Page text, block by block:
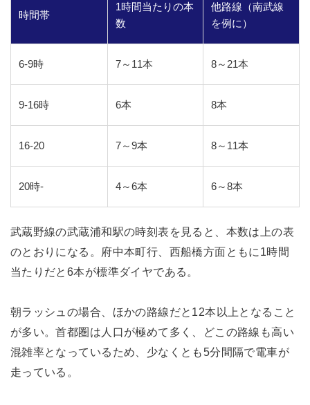
時間帯
1時間当たりの本
数
他路線（南武線
を例に）
6-9時 7～11本 8～21本
9-16時 6本 8本
16-20 7～9本 8～11本
20時- 4～6本 6～8本
武蔵野線の武蔵浦和駅の時刻表を見ると、本数は上の表
のとおりになる。府中本町行、西船橋方面ともに1時間
当たりだと6本が標準ダイヤである。
朝ラッシュの場合、ほかの路線だと12本以上となること
が多い。首都圏は人口が極めて多く、どこの路線も高い
混雑率となっているため、少なくとも5分間隔で電車が
走っている。